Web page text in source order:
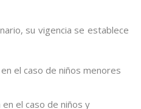
su vigencia se establece
el caso de niños menores
en el caso de niños y